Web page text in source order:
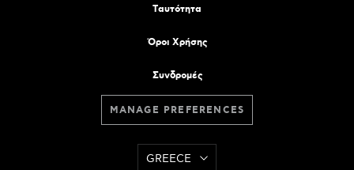
Tαυτότητα
Όροι Χρήσης
Συνδρομές
MANAGE PREFERENCES
GREECE